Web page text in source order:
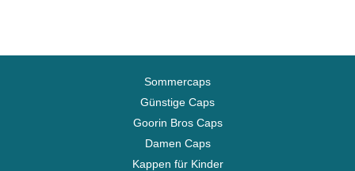
Sommercaps
Günstige Caps
Goorin Bros Caps
Damen Caps
Kappen für Kinder